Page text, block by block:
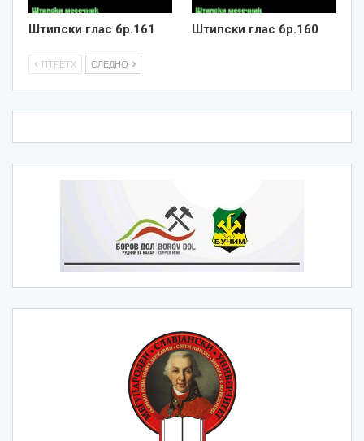
Штипски глас бр.161 Штипски глас бр.160
ПТРЕТХ СЛЕДНО